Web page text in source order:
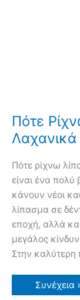
Πότε
Λαχανικά
Πότε ρίχνω
είναι ένα
κάνουν νέοι
λίπασμα σε
εποχή, αλλά
μεγάλος
Στην καλύτερη
Πότε
Ρίχνω
Συνέχεια